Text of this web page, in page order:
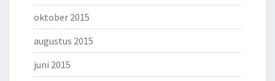
oktober 2015
augustus 2015
juni 2015